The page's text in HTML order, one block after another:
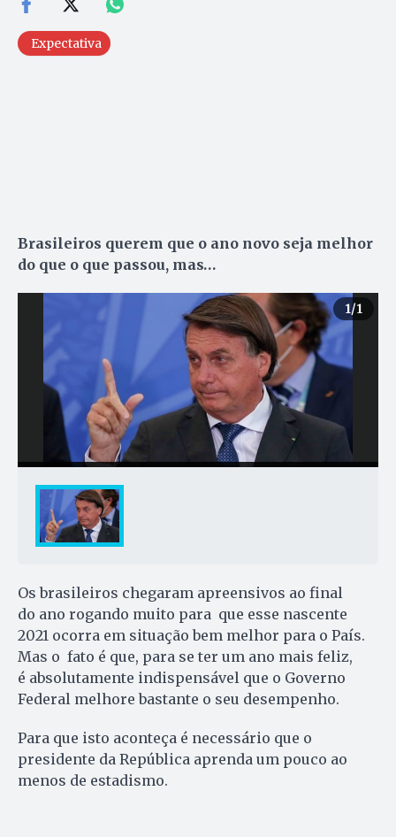
Expectativa
Brasileiros querem que o ano novo seja melhor
do que o que passou, mas…
1/1
Os brasileiros chegaram apreensivos ao final
do ano rogando muito para que esse nascente
2021 ocorra em situação bem melhor para o País.
Mas o fato é que, para se ter um ano mais feliz,
é absolutamente indispensável que o Governo
Federal melhore bastante o seu desempenho.
Para que isto aconteça é necessário que o
presidente da República aprenda um pouco ao
menos de estadismo.